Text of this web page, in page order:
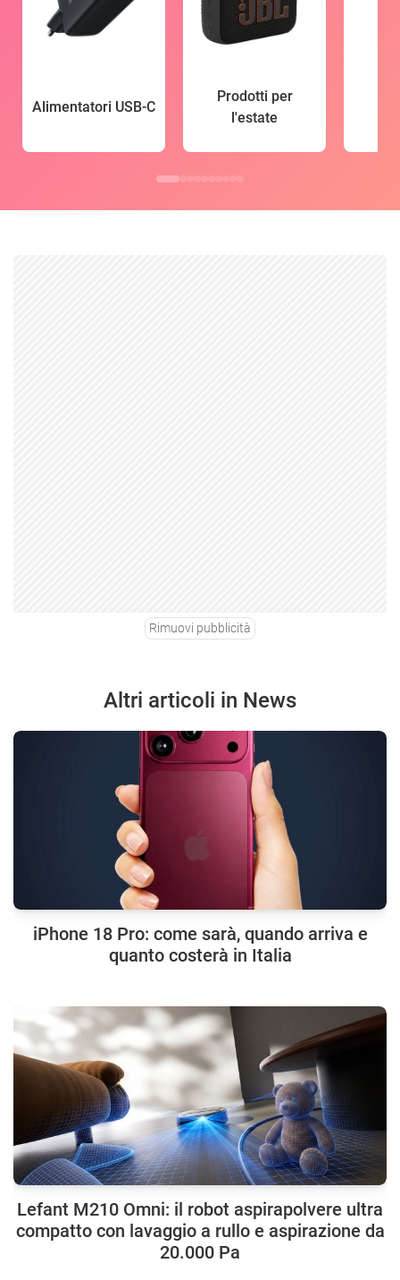
Alimentatori USB-C
Prodotti per
l'estate
Rimuovi pubblicità
Altri articoli in News
iPhone 18 Pro: come sarà, quando arriva e
quanto costerà in Italia
Lefant M210 Omni: il robot aspirapolvere ultra
compatto con lavaggio a rullo e aspirazione da
20.000 Pa